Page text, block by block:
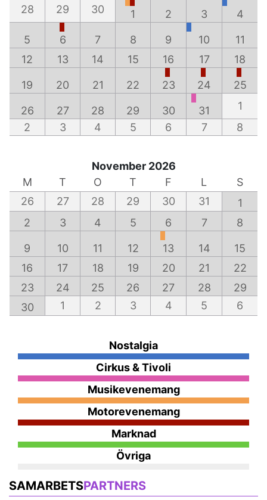
28
29 30 1 2 3 4
5 6 7 8 9 10
11
12
13 14 15 16 17 18
19 20 21 22 23 24 25
26 27 28 29 30 31
1
2
3 4 5 6 7 8
November 2026
M
T O T F L
S
26
27 28 29 30 31
1
2
3 4 5 6 7 8
9 10 11 12 13 14
15
16
17 18 19 20 21
22
23
24 25 26 27 28
29
30
1 2 3 4 5 6
Nostalgia
Cirkus & Tivoli
Musikevenemang
Motorevenemang
Marknad
Övriga
SAMARBETSPARTNERS